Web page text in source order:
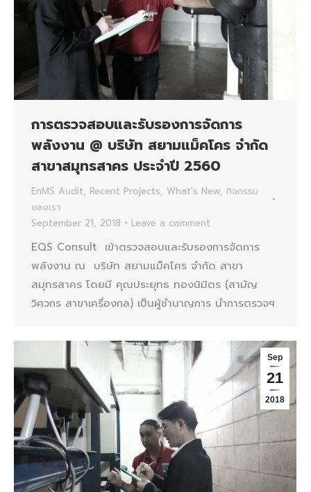
การตรวจสอบและรับรองการจัดการ
พลังงาน @ บริษัท สยามแม็คโคร จำกัด
สาขาสมุทรสาคร ประจำปี 2560
EnMS Audit, Recent Projects, What's New, กิจกรรม
ของเรา
September 21, 2018
Leave a comment
EQS Consult เข้าตรวจสอบและรับรองการจัดการ
พลังงาน ณ บริษัท สยามแม็คโคร จำกัด สาขา
สมุทรสาคร โดยมี คุณประยุทธ ทองนิมิตร (สามัญ
วิศวกร สาขาเครื่องกล) เป็นผู้ชำนาญการ นำการตรวจฯ
Sep
21
2018